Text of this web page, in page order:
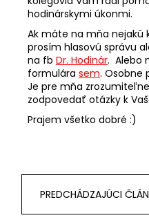
hodinárskymi úkonmi.
Ak máte na mňa nejakú
prosím hlasovú správu
na fb Dr. Hodinár. Alebo
formulára sem. Osobne
Je pre mňa
zodpovedať otázky k
Prajem všetko dobré :)
PREDCHÁDZAJÚCI
ÚZKY
RUŽOVÝ
REMIENOK
677-
6/16
€27,50